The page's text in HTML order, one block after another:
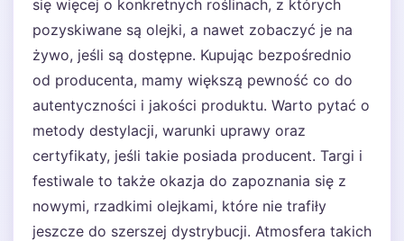
się więcej o konkretnych roślinach, z których
pozyskiwane są olejki, a nawet zobaczyć je na
żywo, jeśli są dostępne. Kupując bezpośrednio
od producenta, mamy większą pewność co do
autentyczności i jakości produktu. Warto pytać o
metody destylacji, warunki uprawy oraz
certyfikaty, jeśli takie posiada producent. Targi i
festiwale to także okazja do zapoznania się z
nowymi, rzadkimi olejkami, które nie trafiły
jeszcze do szerszej dystrybucji. Atmosfera takich